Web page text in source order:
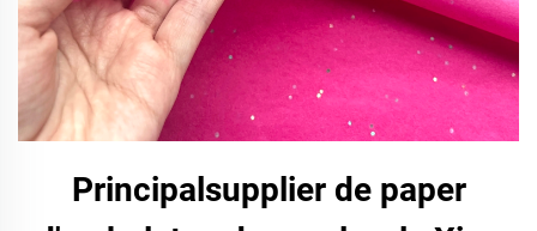
Principalsupplier de paper